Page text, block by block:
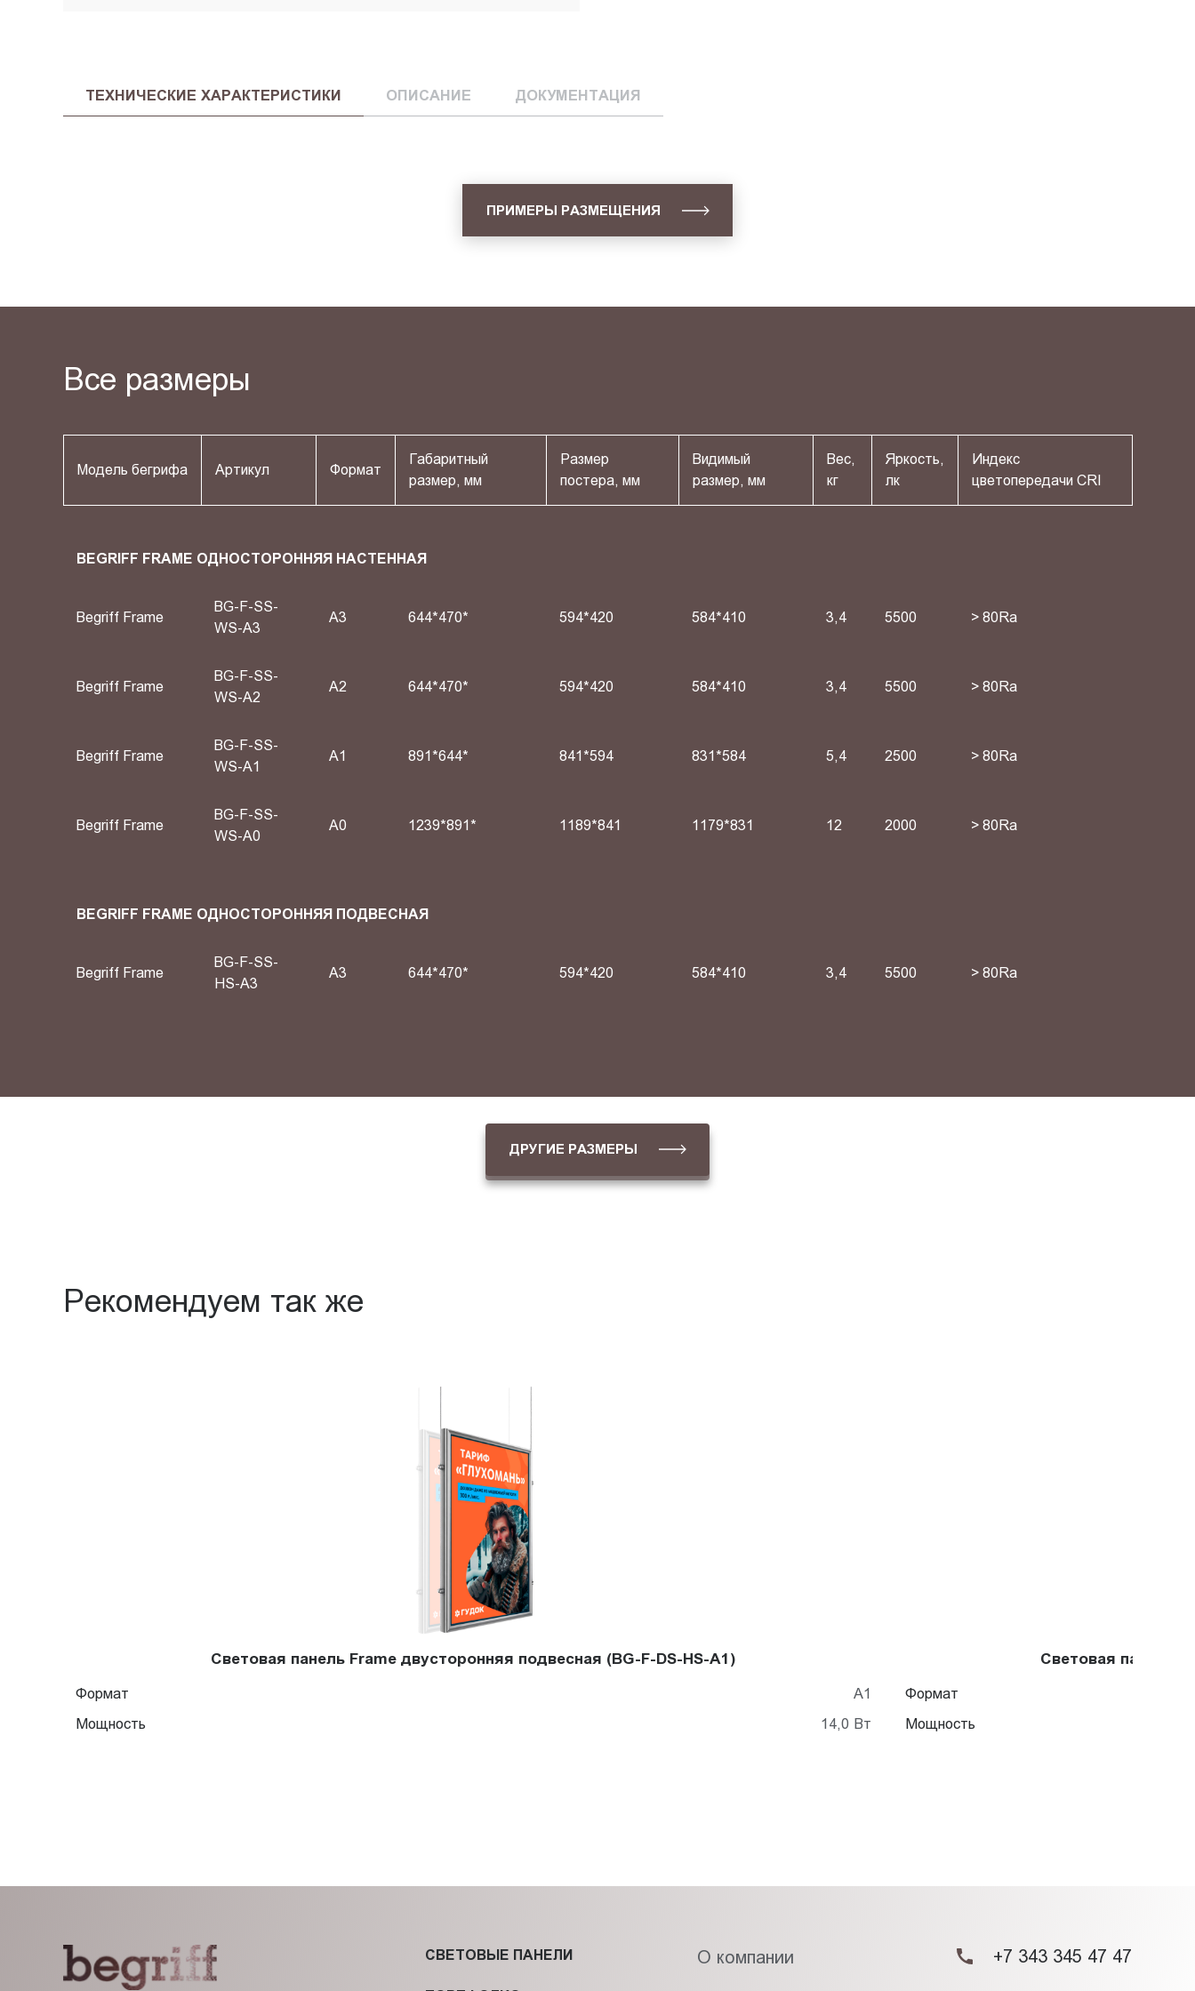
ТЕХНИЧЕСКИЕ ХАРАКТЕРИСТИКИ ОПИСАНИЕ ДОКУМЕНТАЦИЯ
ПРИМЕРЫ РАЗМЕЩЕНИЯ
Все размеры
Модель бегрифа Артикул Формат
Габаритный
размер, мм
Размер
постера, мм
Видимый
размер, мм
Вес,
кг
Яркость,
лк
Индекс
цветопередачи СRI
BEGRIFF FRAME ОДНОСТОРОННЯЯ НАСТЕННАЯ
Begriff Frame
BG-F-SS-
WS-A3
A3 644*470* 594*420 584*410 3,4 5500 > 80Ra
Begriff Frame
BG-F-SS-
WS-A2
A2 644*470* 594*420 584*410 3,4 5500 > 80Ra
Begriff Frame
BG-F-SS-
WS-A1
А1 891*644* 841*594 831*584 5,4 2500 > 80Ra
Begriff Frame
BG-F-SS-
WS-A0
А0 1239*891* 1189*841 1179*831 12 2000 > 80Ra
BEGRIFF FRAME ОДНОСТОРОННЯЯ ПОДВЕСНАЯ
Begriff Frame
BG-F-SS-
HS-A3
A3 644*470* 594*420 584*410 3,4 5500 > 80Ra
ДРУГИЕ РАЗМЕРЫ
Рекомендуем так же
Световая панель Frame двусторонняя подвесная (BG-F-DS-HS-A1)
Формат
А1
Мощность
14,0 Вт
Световая панель
Формат
Мощность
СВЕТОВЫЕ ПАНЕЛИ О компании +7 343 345 47 47